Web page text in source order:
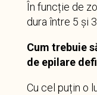
În funcție de
dura între 5 și
Cum trebuie
de epilare
Cu cel puțin o